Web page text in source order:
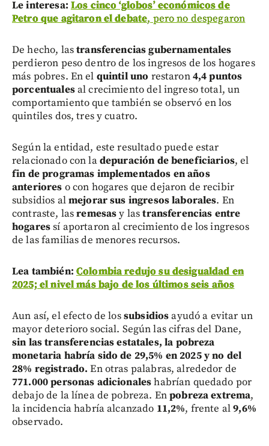
Le interesa: Los cinco ‘globos’ económicos de
Petro que agitaron el debate, pero no despegaron
De hecho, lastransferencias gubernamentales
perdieron peso dentro de los ingresos de los hogares
más pobres. En el quintil uno restaron4,4 puntos
porcentualesal crecimiento del ingreso total, un
comportamiento que también se observó en los
quintiles dos, tres y cuatro.
Según la entidad, este resultado puede estar
relacionado con ladepuración de beneficiarios, el
fin de programas implementados en años
anteriores o con hogares que dejaron de recibir
subsidios almejorar sus ingresos laborales. En
contraste, lasremesasy lastransferencias entre
hogaressí aportaron al crecimiento de los ingresos
de las familias de menores recursos.
Lea también: Colombia redujo su desigualdad en
2025; el nivel más bajo de los últimos seis años
Aun así, el efecto de lossubsidiosayudó a evitar un
mayor deterioro social. Según las cifras del Dane,
sin las transferencias estatales, la pobreza
monetaria habría sido de 29,5% en 2025 y no del
28% registrado.En otras palabras, alrededor de
771.000 personas adicionaleshabrían quedado por
debajo de la línea de pobreza. Enpobreza extrema,
la incidencia habría alcanzado 11,2%, frente al9,6%
observado.